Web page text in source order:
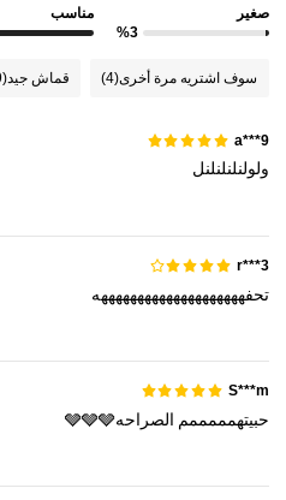
4.91
صغير
%3
مناسب
سوف اشتريه مرة أخرى(4) قماش جيد(9)
a***9
ولولنلنلنلنل
r***3
تحفههههههههههههههههههههه
S***m
حبيتهمممممم الصراحه🩶🩶🩶